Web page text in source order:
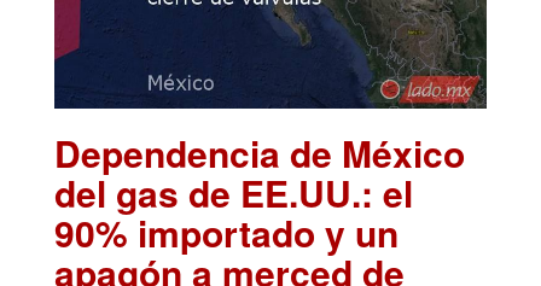
Dependencia de México
del gas de EE.UU.: el
90% importado y un
apagón a merced de